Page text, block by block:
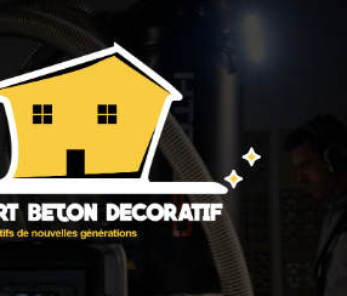
TRAVAUX SPÉCIFIQUES
NOUS CONTACTER